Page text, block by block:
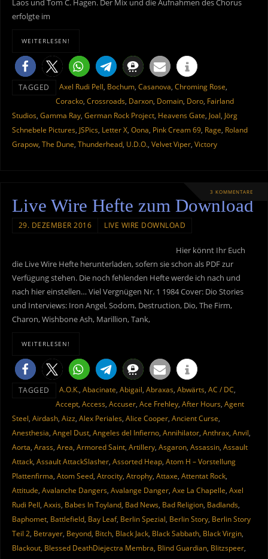
Laos und Tom C. Hagen. Der Mix und die Aufnahmen des Chorus
erfolgte im
WEITERLESEN!
TAGGED Axel Rudi Pell, Bochum, Casanova, Chroming Rose,
Coracko, Crossroads, Darxon, Domain, Doro, Fairland
Studios, Gamma Ray, German Rock Project, Heavens Gate, Joal, Jörg
Schnebele Pictures, JSPics, Letter X, Oona, Pink Cream 69, Rage, Roland
Grapow, The Dune, Thunderhead, U.D.O., Velvet Viper, Victory
3 KOMMENTARE
Live Wire Hefte zum Download
29. DEZEMBER 2016 LIVE WIRE DOWNLOAD
Hier könnt Ihr Euch
die Live Wire Hefte herunterladen, sofern sie schon als PDF zur
Verfügung stehen. Die noch fehlenden Hefte werde ich nach und
nach hier einstellen… Viel Vergnügen Nr. 1 1984 Cover: Dio Stories
und Interviews: Iron Angel, Sodom, Destruction, Dio, The Firm,
Charon, Wishbone Ash, Marillion, Tank,
WEITERLESEN!
TAGGED A.O.K., Abacinate, Abigail, Abraxas, Abwärts, AC / DC,
Accept, Access, Accuser, Ace Frehley, After Hours, Agent
Steel, Airdash, Aizz, Alex Periales, Alice Cooper, Ancient Curse,
Anesthesia, Angel Dust, Angeles del Infierno, Annihilator, Anthrax, Anvil,
Aorta, Arass, Area, Armored Saint, Artillery, Asgaron, Assassin, Assault
Attack, Assault AttackSlasher, Assorted Heap, Atom H – Vorstellung
Plattenfirma, Atom Seed, Atrocity, Atrophy, Attaxe, Attentat Rock,
Attitude, Avalanche Dangers, Avalange Danger, Axe La Chapelle, Axel
Rudi Pell, Axxis, Babes In Toyland, Bad News, Bad Religion, Badlands,
Baphomet, Battlefield, Bay Leaf, Berlin Spezial, Berlin Story, Berlin Story
Teil 2, Betrayer, Beyond, Bitch, Black Jack, Black Sabbath, Black Virgin,
Blackout, Blessed DeathDiejectra Membra, Blind Guardian, Blitzspeer,